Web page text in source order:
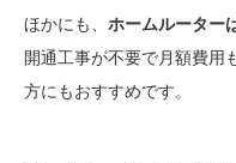
ほかにも、 ホームルーター
開通工事が不要で月額費用
方にもおすすめです。